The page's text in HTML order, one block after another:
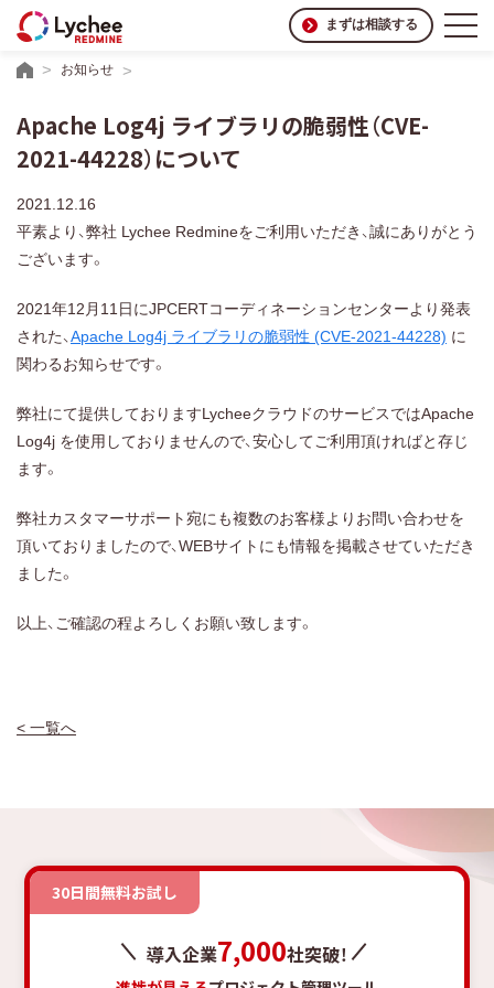
まずは相談する
お知らせ
Apache Log4j ライブラリの脆弱性（CVE-
2021-44228）について
2021.12.16
平素より、弊社 Lychee Redmineをご利用いただき、誠にありがとう
ございます。
2021年12月11日にJPCERTコーディネーションセンターより発表
された、Apache Log4j ライブラリの脆弱性 (CVE-2021-44228) に
関わるお知らせです。
弊社にて提供しておりますLycheeクラウドのサービスではApache
Log4j を使用しておりませんので、安心してご利用頂ければと存じ
ます。
弊社カスタマーサポート宛にも複数のお客様よりお問い合わせを
頂いておりましたので、WEBサイトにも情報を掲載させていただき
ました。
以上、ご確認の程よろしくお願い致します。
< 一覧へ
30日間無料お試し
導入企業7,000社突破！